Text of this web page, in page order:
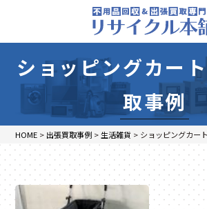
ショッピングカー
取事例
HOME > 出張買取事例 >生活雑貨 > ショッピングカート